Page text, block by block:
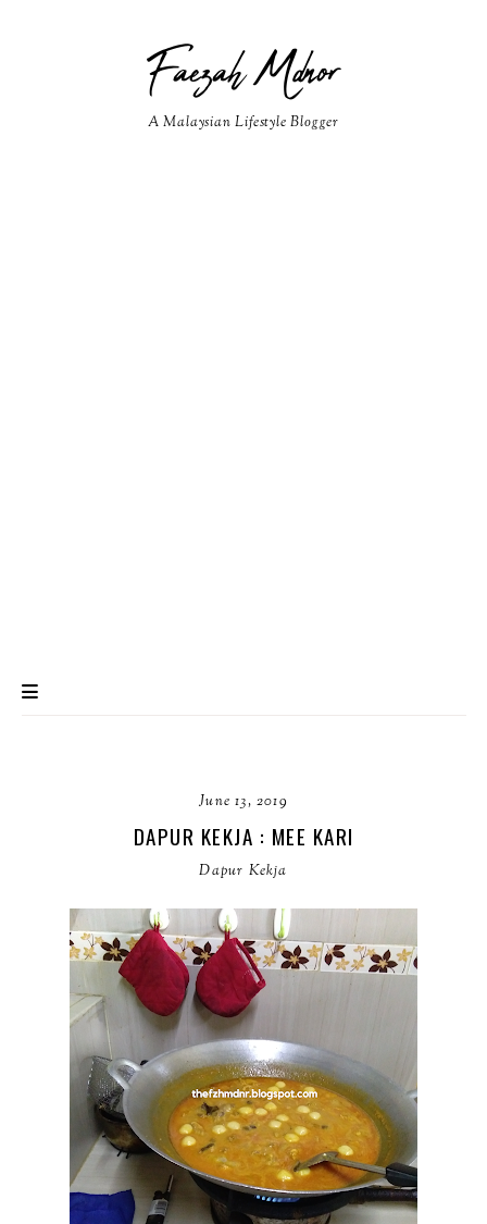
Faezah Mdnor
A Malaysian Lifestyle Blogger
June 13, 2019
DAPUR KEKJA : MEE KARI
Dapur Kekja